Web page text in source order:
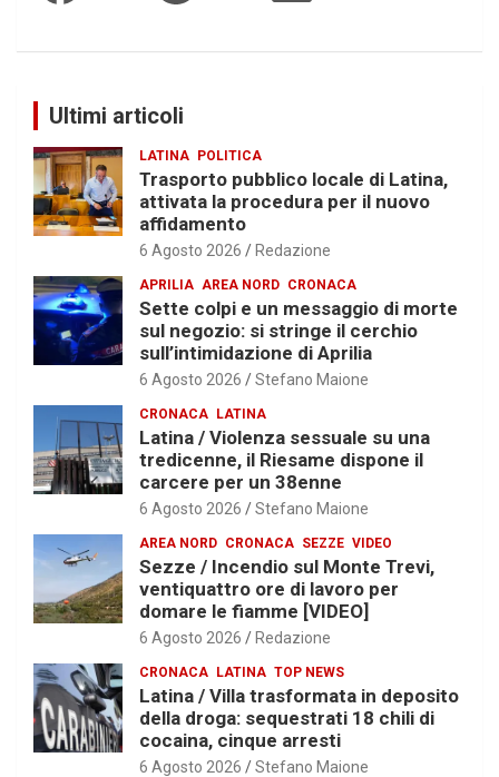
Ultimi articoli
LATINA POLITICA
Trasporto pubblico locale di Latina,
attivata la procedura per il nuovo
affidamento
6 Agosto 2026 Redazione
APRILIA AREA NORD CRONACA
Sette colpi e un messaggio di morte
sul negozio: si stringe il cerchio
sull’intimidazione di Aprilia
6 Agosto 2026 Stefano Maione
CRONACA LATINA
Latina / Violenza sessuale su una
tredicenne, il Riesame dispone il
carcere per un 38enne
6 Agosto 2026 Stefano Maione
AREA NORD CRONACA SEZZE VIDEO
Sezze / Incendio sul Monte Trevi,
ventiquattro ore di lavoro per
domare le fiamme [VIDEO]
6 Agosto 2026 Redazione
CRONACA LATINA TOP NEWS
Latina / Villa trasformata in deposito
della droga: sequestrati 18 chili di
cocaina, cinque arresti
6 Agosto 2026 Stefano Maione